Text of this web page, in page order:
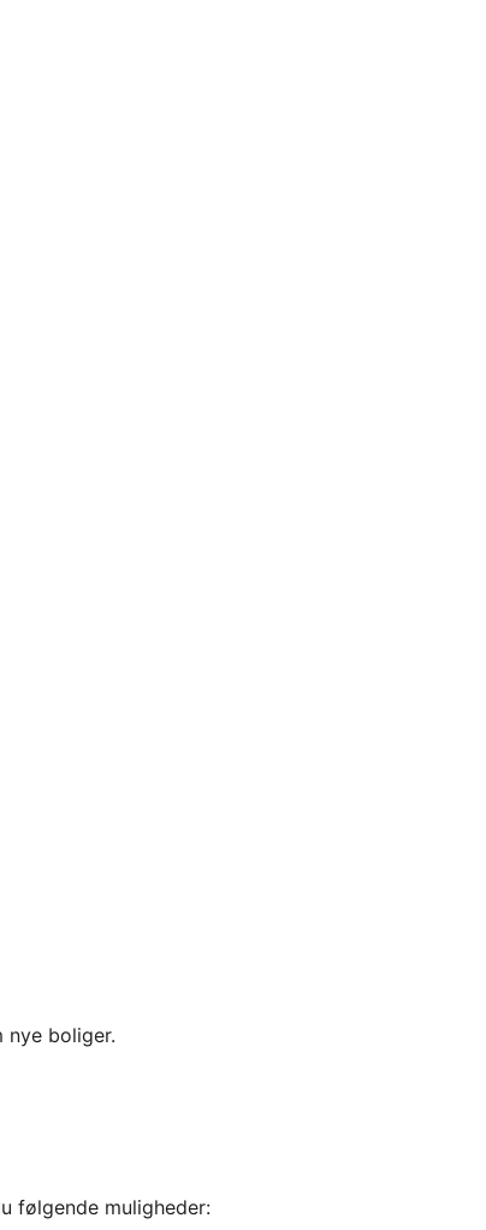
nye boliger.
følgende muligheder: